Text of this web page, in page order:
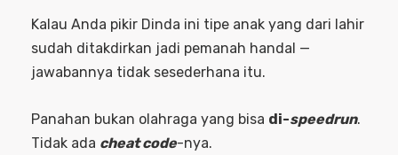
Kalau Anda pikir Dinda ini tipe anak yang dari lahir
sudah ditakdirkan jadi pemanah handal —
jawabannya tidak sesederhana itu.
Panahan bukan olahraga yang bisa di-speedrun.
Tidak ada cheat code-nya.